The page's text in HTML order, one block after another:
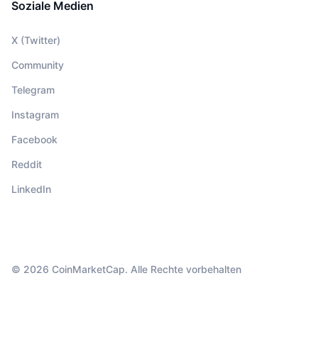
Soziale Medien
X (Twitter)
Community
Telegram
Instagram
Facebook
Reddit
LinkedIn
© 2026 CoinMarketCap. Alle Rechte vorbehalten